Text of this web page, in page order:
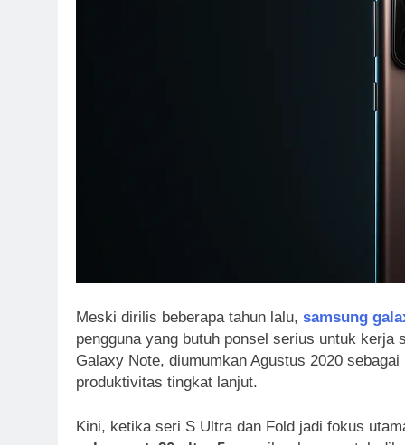
Meski dirilis beberapa tahun lalu, samsung
pengguna yang butuh ponsel serius untuk
Galaxy Note, diumumkan Agustus 2020
produktivitas tingkat lanjut.
Kini, ketika seri S Ultra dan Fold jadi fokus